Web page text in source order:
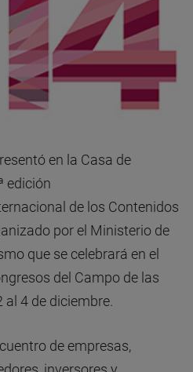
en la Casa de
edición
de los Contenidos
por el Ministerio de
que se celebrará en el
del Campo de las
4 de diciembre.
de empresas,